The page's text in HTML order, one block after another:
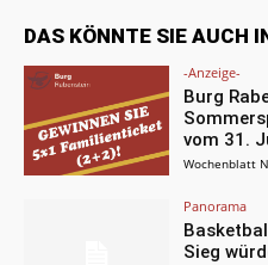
DAS KÖNNTE SIE AUCH
-Anzeige-
Burg
vom 31.
Wochenblatt
Panorama
Sieg